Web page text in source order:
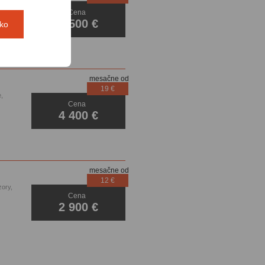
Cena
4 500 €
Cena
4 400 €
mesačne od
19 €
Cena
2 900 €
mesačne od
12 €